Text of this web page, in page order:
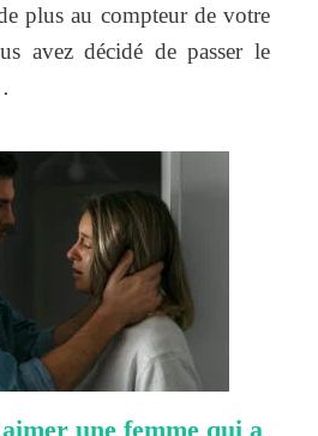
plus au compteur de votre
avez décidé de passer le
une femme qui a